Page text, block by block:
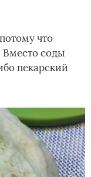
что
Вместо соды
пекарский